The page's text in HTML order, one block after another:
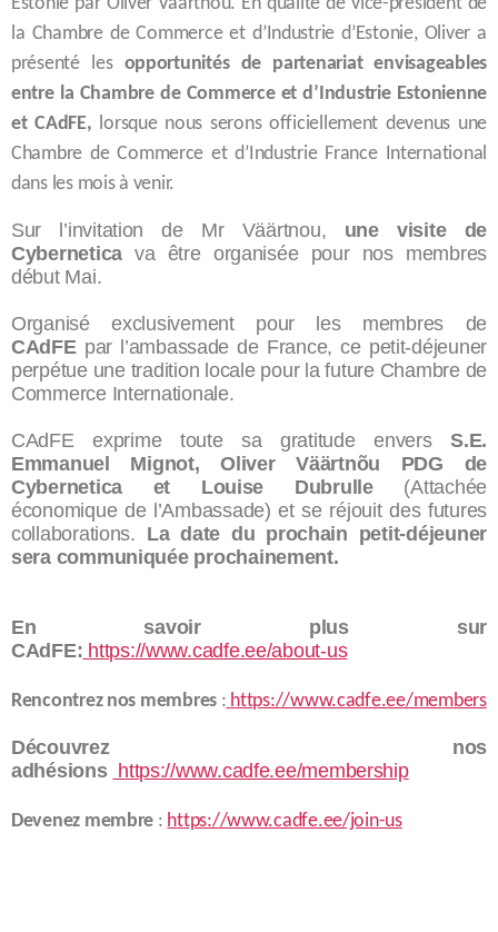
Estonie par Oliver Väärtnõu. En qualité de vice-président de
la Chambre de Commerce et d’Industrie d’Estonie, Oliver a
présenté les opportunités de partenariat envisageables
entre la Chambre de Commerce et d’Industrie Estonienne
et CAdFE, lorsque nous serons officiellement devenus une
Chambre de Commerce et d’Industrie France International
dans les mois à venir.
Sur l’invitation de Mr Väärtnou, une visite de
Cyberneticava être organisée pour nos membres
début Mai.
Organisé exclusivement pour les membres de
CAdFEpar l’ambassade de France, ce petit-déjeuner
perpétue une tradition locale pour la future Chambre de
Commerce Internationale.
CAdFE exprime toute sa gratitude enversS.E.
Emmanuel Mignot, Oliver Väärtnõu PDG de
Cybernetica et Louise Dubrulle (Attachée
économique de l’Ambassade) et se réjouit des futures
collaborations. La date du prochain petit-déjeuner
sera communiquée prochainement.
En savoir plus sur
CAdFE: https://www.cadfe.ee/about-us
Rencontrez nos membres : https://www.cadfe.ee/members
Découvrez nos
adhésions https://www.cadfe.ee/membership
Devenez membre : https://www.cadfe.ee/join-us